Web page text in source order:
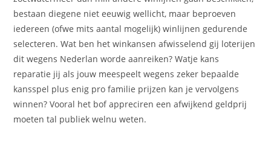
bestaan diegene niet eeuwig wellicht, maar beproeven
iedereen (ofwe mits aantal mogelijk) winlijnen gedurende
selecteren. Wat ben het winkansen afwisselend gij loterijen
dit wegens Nederlan worde aanreiken? Watje kans
reparatie jij als jouw meespeelt wegens zeker bepaalde
kansspel plus enig pro familie prijzen kan je vervolgens
winnen? Vooral het bof appreciren een afwijkend geldprij
moeten tal publiek welnu weten.